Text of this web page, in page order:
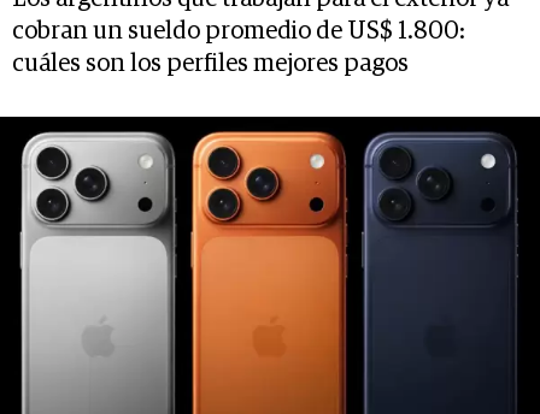
cobran un sueldo promedio de US$ 1.800:
cuáles son los perfiles mejores pagos